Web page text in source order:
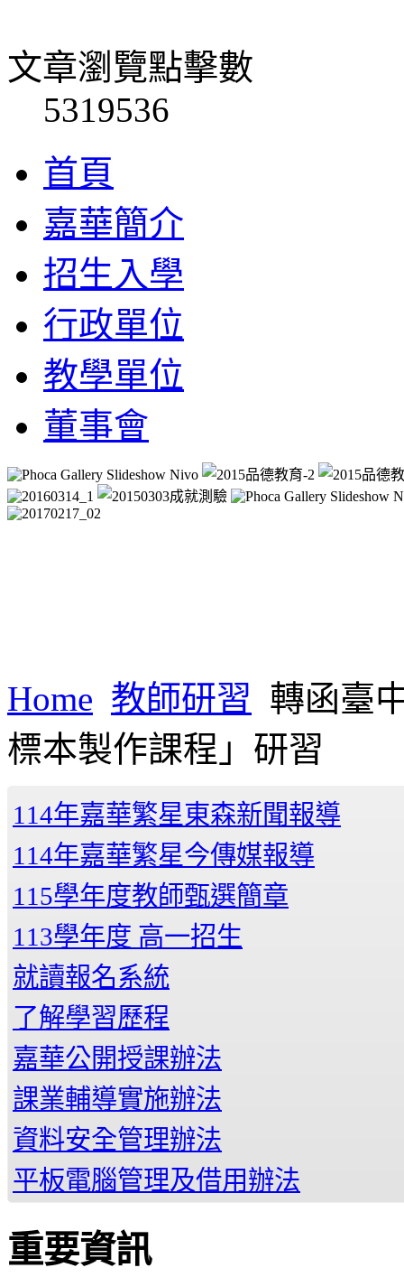
文章瀏覽點擊數
5319536
首頁
嘉華簡介
招生入學
行政單位
教學單位
董事會
Home 教師研習 轉函臺
標本製作課程」研習
114年嘉華繁星東森新聞報導
114年嘉華繁星今傳媒報導
115學年度教師甄選簡章
113學年度 高一招生
就讀報名系統
了解學習歷程
嘉華公開授課辦法
課業輔導實施辦法
資料安全管理辦法
平板電腦管理及借用辦法
重要資訊